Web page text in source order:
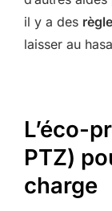
il y a des
laisser au
L’éco-
PTZ)
charge